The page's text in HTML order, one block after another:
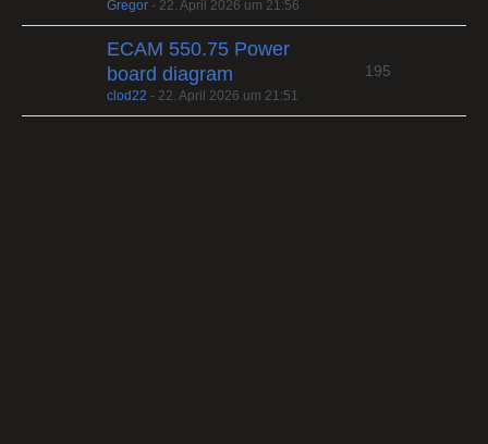
Gregor - 22. April 2026 um 21:56
ECAM 550.75 Power
board diagram
clod22 - 22. April 2026 um 21:51
195